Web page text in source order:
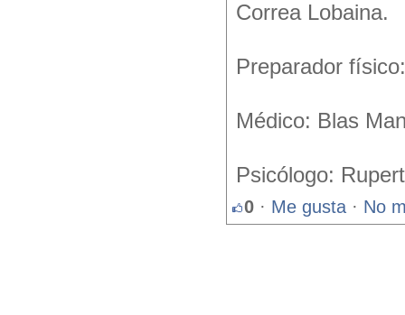
Correa Lobaina.
Preparador
Médico: Blas
Psicólogo:
0 · Me gusta · No